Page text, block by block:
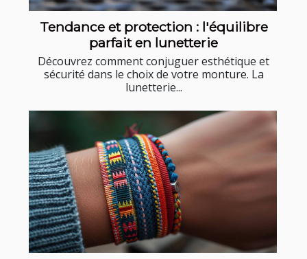
Tendance et protection : l'équilibre
parfait en lunetterie
Découvrez comment conjuguer esthétique et
sécurité dans le choix de votre monture. La
lunetterie...